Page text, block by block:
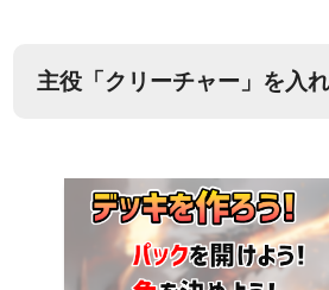
主役「クリーチャー」を入